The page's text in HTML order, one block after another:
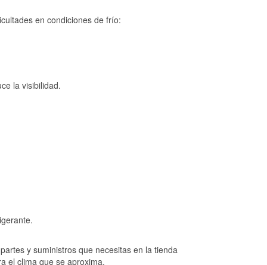
en condiciones de frío:
la visibilidad.
y suministros que necesitas en la tienda
el clima que se aproxima.